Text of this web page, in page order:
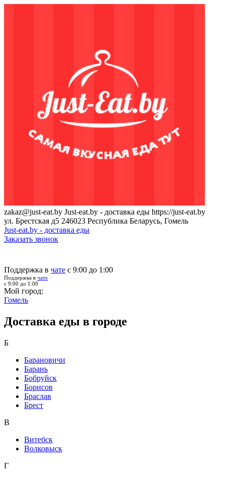
zakaz@just-eat.by Just-eat.by - доставка еды https://just-eat.by
ул. Брестская д5 246023 Республика Беларусь, Гомель
Just-eat.by - доставка еды
Заказать звонок
Поддержка в чате с 9:00 до 1:00
Поддержка в чате
с 9:00 до 1:00
Мой город:
Гомель
Доставка еды в городе
Б
Барановичи
Барань
Бобруйск
Борисов
Браслав
Брест
В
Витебск
Волковыск
Г